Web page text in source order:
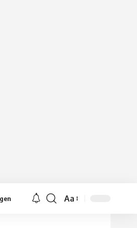
Lettergrootte
Aa